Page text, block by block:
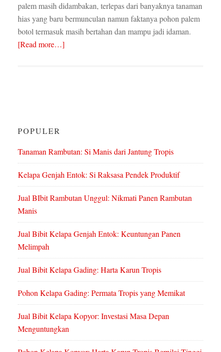
palem masih didambakan, terlepas dari banyaknya tanaman
hias yang baru bermunculan namun faktanya pohon palem
botol termasuk masih bertahan dan mampu jadi idaman.
[Read more…]
POPULER
Tanaman Rambutan: Si Manis dari Jantung Tropis
Kelapa Genjah Entok: Si Raksasa Pendek Produktif
Jual BIbit Rambutan Unggul: Nikmati Panen Rambutan
Manis
Jual Bibit Kelapa Genjah Entok: Keuntungan Panen
Melimpah
Jual Bibit Kelapa Gading: Harta Karun Tropis
Pohon Kelapa Gading: Permata Tropis yang Memikat
Jual Bibit Kelapa Kopyor: Investasi Masa Depan
Menguntungkan